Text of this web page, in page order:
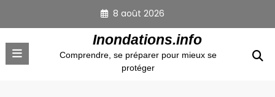
contenu
8 août 2026
Inondations.info
Comprendre, se préparer pour mieux se
protéger